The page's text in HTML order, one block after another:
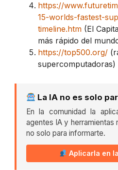
https://
15-worlds-fastest-
timeline.htm (El
más rápido del
https://top500.org/
supercomputadoras)
La IA no es solo
En la comunidad la
agentes IA y herramientas
no solo para informarte.
Aplicarla en